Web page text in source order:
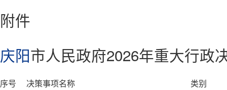
附件
庆阳市人民政府2026年重大行政
序号 决策事项名称 类别